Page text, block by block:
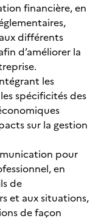
financière, en
différents
d’améliorer la
les
spécificités des
sur la gestion
pour
en
de
et aux situations,
de façon